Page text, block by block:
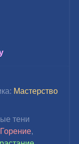
Мастерство
тени
Горение,